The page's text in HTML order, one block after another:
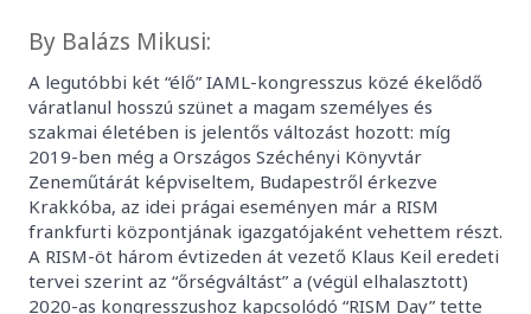
By Balázs Mikusi:
A legutóbbi két “élő” IAML-kongresszus közé ékelődő
váratlanul hosszú szünet a magam személyes és
szakmai életében is jelentős változást hozott: míg
2019-ben még a Országos Széchényi Könyvtár
Zeneműtárát képviseltem, Budapestről érkezve
Krakkóba, az idei prágai eseményen már a RISM
frankfurti központjának igazgatójaként vehettem részt.
A RISM-öt három évtizeden át vezető Klaus Keil eredeti
tervei szerint az “őrségváltást” a (végül elhalasztott)
2020-as kongresszushoz kapcsolódó “RISM Day” tette